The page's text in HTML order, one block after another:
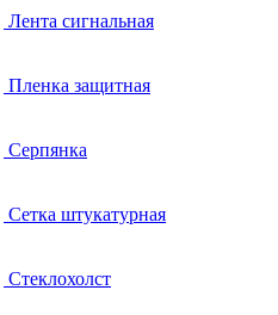
Лента сигнальная
Пленка защитная
Серпянка
Сетка штукатурная
Стеклохолст